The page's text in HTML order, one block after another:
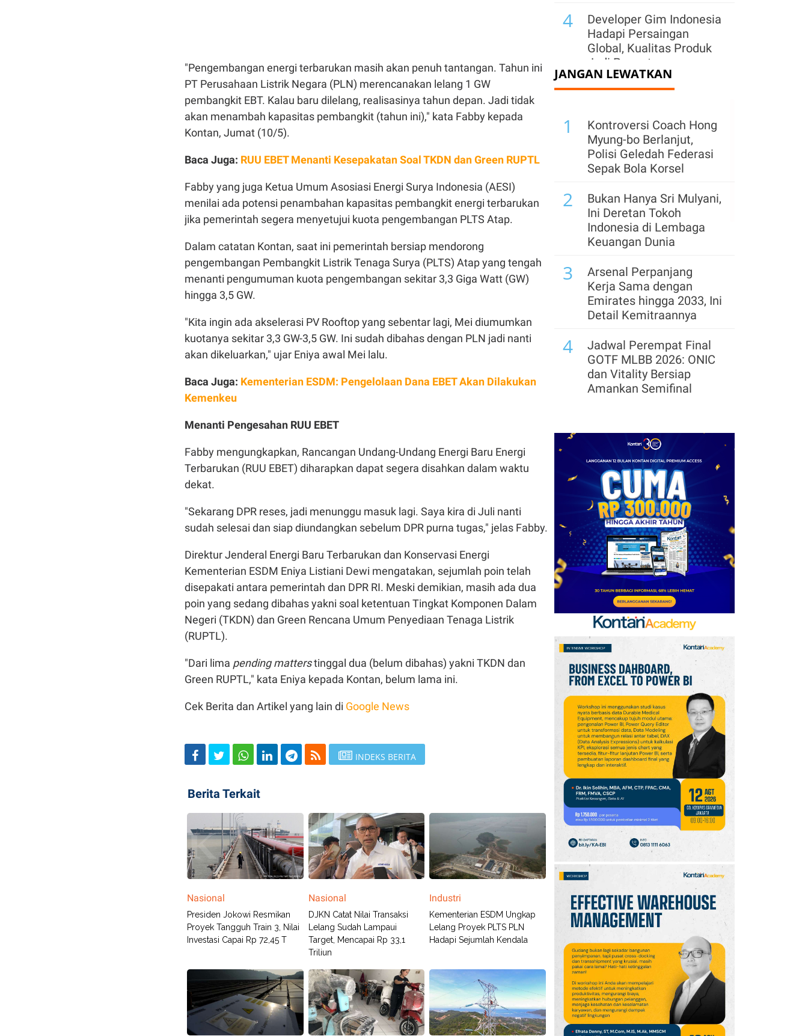
"Pengembangan energi terbarukan masih akan penuh tantangan. Tahun ini
PT Perusahaan Listrik Negara (PLN) merencanakan lelang 1 GW
pembangkit EBT. Kalau baru dilelang, realisasinya tahun depan. Jadi tidak
akan menambah kapasitas pembangkit (tahun ini)," kata Fabby kepada
Kontan, Jumat (10/5).
Baca Juga: RUU EBET Menanti Kesepakatan Soal TKDN dan Green RUPTL
Fabby yang juga Ketua Umum Asosiasi Energi Surya Indonesia (AESI)
menilai ada potensi penambahan kapasitas pembangkit energi terbarukan
jika pemerintah segera menyetujui kuota pengembangan PLTS Atap.
Dalam catatan Kontan, saat ini pemerintah bersiap mendorong
pengembangan Pembangkit Listrik Tenaga Surya (PLTS) Atap yang tengah
menanti pengumuman kuota pengembangan sekitar 3,3 Giga Watt (GW)
hingga 3,5 GW.
"Kita ingin ada akselerasi PV Rooftop yang sebentar lagi, Mei diumumkan
kuotanya sekitar 3,3 GW-3,5 GW. Ini sudah dibahas dengan PLN jadi nanti
akan dikeluarkan," ujar Eniya awal Mei lalu.
Baca Juga: Kementerian ESDM: Pengelolaan Dana EBET Akan Dilakukan
Kemenkeu
Menanti Pengesahan RUU EBET
Fabby mengungkapkan, Rancangan Undang-Undang Energi Baru Energi
Terbarukan (RUU EBET) diharapkan dapat segera disahkan dalam waktu
dekat.
"Sekarang DPR reses, jadi menunggu masuk lagi. Saya kira di Juli nanti
sudah selesai dan siap diundangkan sebelum DPR purna tugas," jelas Fabby.
Direktur Jenderal Energi Baru Terbarukan dan Konservasi Energi
Kementerian ESDM Eniya Listiani Dewi mengatakan, sejumlah poin telah
disepakati antara pemerintah dan DPR RI. Meski demikian, masih ada dua
poin yang sedang dibahas yakni soal ketentuan Tingkat Komponen Dalam
Negeri (TKDN) dan Green Rencana Umum Penyediaan Tenaga Listrik
(RUPTL).
"Dari lima pending matterstinggal dua (belum dibahas) yakni TKDN dan
Green RUPTL," kata Eniya kepada Kontan, belum lama ini.
Cek Berita dan Artikel yang lain di Google News
INDEKS BERITA
Berita Terkait
Nasional
Presiden Jokowi Resmikan
Proyek Tangguh Train 3, Nilai
Investasi Capai Rp 72,45 T
Nasional
DJKN Catat Nilai Transaksi
Lelang Sudah Lampaui
Target, Mencapai Rp 33,1
Triliun
Industri
Kementerian ESDM Ungkap
Lelang Proyek PLTS PLN
Hadapi Sejumlah Kendala
4
Developer Gim Indonesia
Hadapi Persaingan
Global, Kualitas Produk
Jadi Penentu
5
Industri Gim Nasional
Tak Sekadar Jadi Pasar
Erajaya (ERAA) Ekspansi
di Sektor F&B, Bangun
Oriental Coffee
Mulai Pulih, Industri
Tekstil Tumbuh 6,36%
pada Kuartal II-2026
JANGAN LEWATKAN
1
Kontroversi Coach Hong
Myung-bo Berlanjut,
Polisi Geledah Federasi
Sepak Bola Korsel
2
Bukan Hanya Sri Mulyani,
Ini Deretan Tokoh
Indonesia di Lembaga
Keuangan Dunia
3
Arsenal Perpanjang
Kerja Sama dengan
Emirates hingga 2033, Ini
Detail Kemitraannya
4
Jadwal Perempat Final
GOTF MLBB 2026: ONIC
dan Vitality Bersiap
Amankan Semifinal
Treasuri 9,63 Miliar, Cek
Profil Emiten DSSA
hingga Kinerjanya
Cek Kode Redeem EA FC
Mobile Update 7 Agustus
2026: Klaim Ribuan
Gems Gratis!
7
FIFA Akhirnya Cairkan
Hadiah Timnas Yordania
yang Tertunda 8 Bulan
Promo Alfamart Murah
Banget 7–13 Agustus
2026, Sunlight hingga
Bebelac Diskon
9
Promo JSM Alfamart 7–
9 Agustus 2026, Minyak
Goreng 2 Liter Mulai
Rp41.500
10 Klasemen Grup A Piala
AFF 2026: Ini Skenario
Indonesia Lolos ke
Semifinal